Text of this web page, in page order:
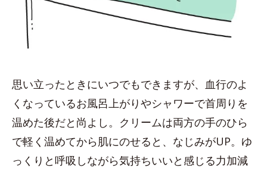
思い立ったときにいつでもできますが、血行のよ
くなっているお風呂上がりやシャワーで首周りを
温めた後だと尚よし。クリームは両方の手のひら
で軽く温めてから肌にのせると、なじみがUP。ゆ
っくりと呼吸しながら気持ちいいと感じる力加減